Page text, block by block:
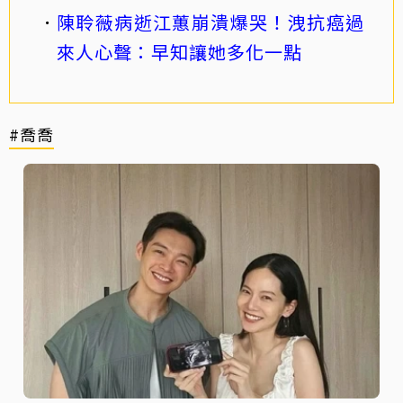
陳聆薇病逝江蕙崩潰爆哭！洩抗癌過
來人心聲：早知讓她多化一點
#喬喬